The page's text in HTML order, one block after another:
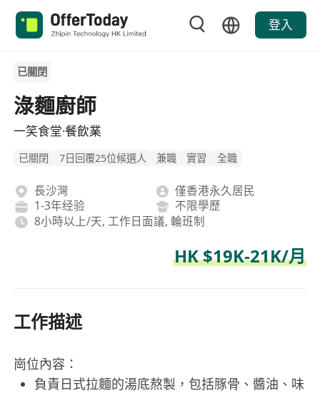
登入
已關閉
淥麵廚師
一笑食堂·餐飲業
已關閉 7日回覆25位候選人 兼職 實習 全職
長沙灣
僅香港永久居民
1-3年经验
不限學歷
8小時以上/天, 工作日面議, 輪班制
HK $19K-21K/月
工作描述
崗位內容：
負責日式拉麵的湯底熬製，包括豚骨、醬油、味